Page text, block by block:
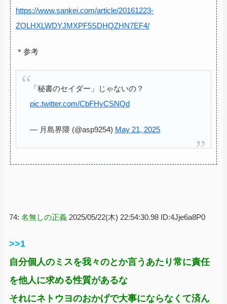
https://www.sankei.com/article/20161223-
ZOLHXLWDYJMXPF5SDHQZHN7EF4/
＊参考
「秘書のセイダー」じゃないの？
pic.twitter.com/CbFHyCSNQd
— 月島界隈 (@asp9254) May 21, 2025
74: 名無しの正義 2025/05/22(木) 22:54:30.98 ID:4Jje6a8P0
>>1
自分個人のミスを我々のとか言うあたり常に責任
を他人に求める性質があるな
それにネトウヨのおかげで大事にならなくて済ん